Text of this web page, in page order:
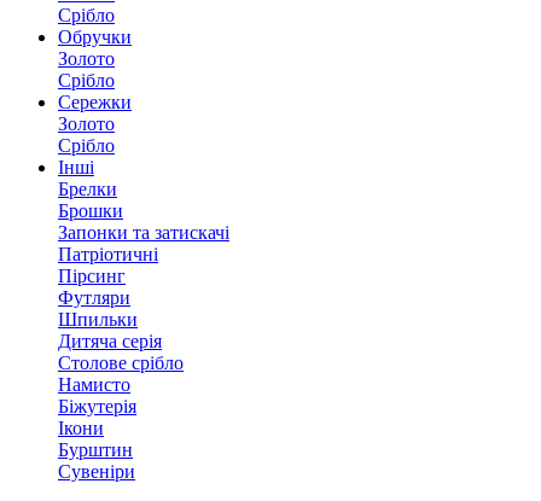
Срібло
Обручки
Золото
Срібло
Сережки
Золото
Срібло
Інші
Брелки
Брошки
Запонки та затискачі
Патріотичні
Пірсинг
Футляри
Шпильки
Дитяча серія
Столове срібло
Намисто
Біжутерія
Ікони
Бурштин
Сувеніри